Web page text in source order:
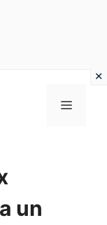
Menu
un